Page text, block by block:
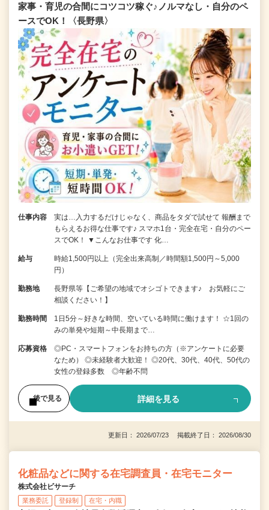
家事・育児の合間にコツコツ稼ぐ♪ノルマなし・自分のペ
ースでOK！〈長野県〉
仕事内容
実は…入力するだけじゃなく、商品をタダで試せて 報酬まで
もらえるお得な仕事です♪ スマホ1台・完全在宅・自分のペー
スでOK！ ▼こんなお仕事です 化…
給与
時給1,500円以上（完全出来高制／時間額1,500円～5,000
円）
勤務地
長野県等【ご希望の地域でオシゴトできます♪ お気軽にご
相談ください！】
勤務時間
1日5分～好きな時間、空いている時間に働けます！ ☆1回の
みの単発や短期～中長期まで…
応募資格
◎PC・スマートフォンをお持ちの方（※アンケートに必要
なため） ◎未経験者大歓迎！ ◎20代、30代、40代、50代の
女性の登録多数 ◎年齢不問
後で見る 詳細を見る
更新日： 2026/07/23 掲載終了日： 2026/08/30
化粧品などに関する在宅調査員・在宅モニター
株式会社ビサーチ
業務委託 登録制 在宅・内職